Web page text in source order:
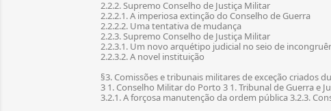
2.2.2. Supremo Conselho de Justiça Militar
2.2.2.1. A imperiosa extinção do Conselho de Guerra
2.2.2.2. Uma tentativa de mudança
2.2.3. Supremo Conselho de Justiça Militar
2.2.3.1. Um novo arquétipo judicial no seio de
2.2.3.2. A novel instituição
§3. Comissões e tribunais militares de exceção criados
3 1. Conselho Militar do Porto 3 1. Tribunal de Guerra e
3.2.1. A forçosa manutenção da ordem pública 3.2.3.